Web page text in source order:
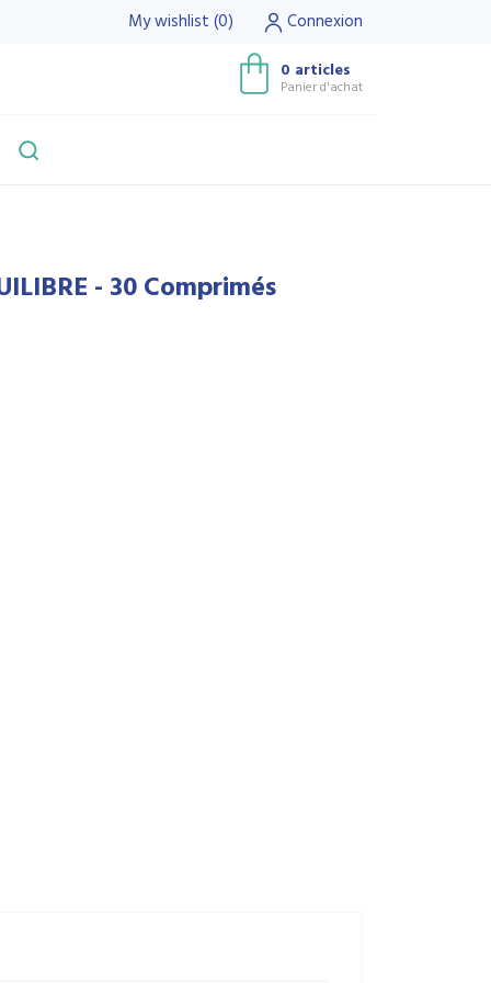
My wishlist (0) Connexion
0 articles
Panier d'achat
- 30 Comprimés